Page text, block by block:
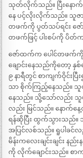
သုတ်လိုက်သည်။ ပြီးနော
နေ ပင့်လိုးလိုက်သည်။ သူဇာ
တဖက်ကို ပွတ်သပ်ရင်း ဇ
တဖက်ဖြင့် ပါးစပ်ကို ပိ
ဇော်ထက်က ပေါင်တဖက်
ချောင်းနေသည်ကိုတော့
၉ နာရီတွင် စာကျက်ဝိုင်းပ
သာ စိုက်ကြည့်နေသည်။
နေသည်။ သို့သော်လည်း
လည်း မြင်သည်။ နောက်န
ရန်ဆိုပြီး ထွက်သွားသည်
အပြင်လစ်သည်။ ရူပါခင်လ
မိန်းကလေးချင်းချင်း နည်
ကို လိုက်ချောင်းသည်။ စာ